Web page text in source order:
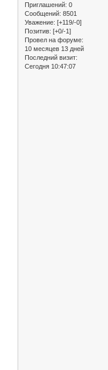
Приглашений: 0
Сообщений: 8501
Уважение: [+119/-0]
Позитив: [+0/-1]
Провел на форуме:
10 месяцев 13 дней
Последний визит:
Сегодня 10:47:07